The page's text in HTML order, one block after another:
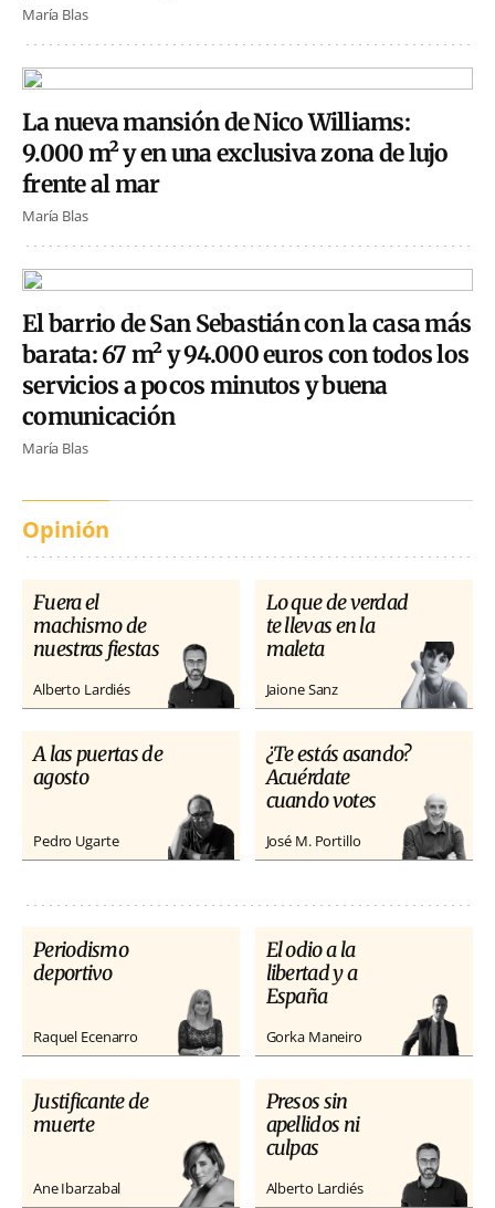
María Blas
La nueva mansión de Nico Williams:
9.000 m² y en una exclusiva zona de lujo
frente al mar
María Blas
El barrio de San Sebastián con la casa más
barata: 67 m² y 94.000 euros con todos los
servicios a pocos minutos y buena
comunicación
María Blas
Opinión
Fuera el
machismo de
nuestras fiestas
Alberto Lardiés
Lo que de verdad
te llevas en la
maleta
Jaione Sanz
A las puertas de
agosto
Pedro Ugarte
¿Te estás asando?
Acuérdate
cuando votes
José M. Portillo
Periodismo
deportivo
Raquel Ecenarro
El odio a la
libertad y a
España
Gorka Maneiro
Justificante de
muerte
Ane Ibarzabal
Presos sin
apellidos ni
culpas
Alberto Lardiés